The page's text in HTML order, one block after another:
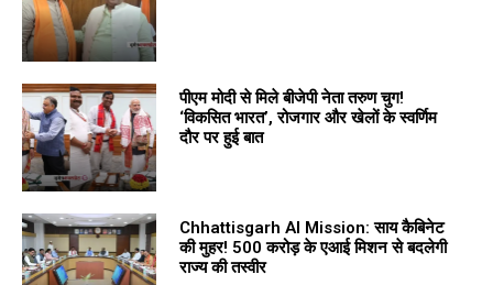
पीएम मोदी से मिले बीजेपी नेता तरुण चुग!
‘विकसित भारत’, रोजगार और खेलों के स्वर्णिम
दौर पर हुई बात
Chhattisgarh AI Mission: साय कैबिनेट
की मुहर! 500 करोड़ के एआई मिशन से बदलेगी
राज्य की तस्वीर